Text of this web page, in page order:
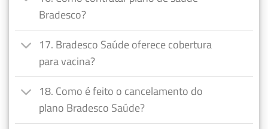
Bradesco?
17. Bradesco Saúde oferece cobertura
para vacina?
18. Como é feito o cancelamento do
plano Bradesco Saúde?